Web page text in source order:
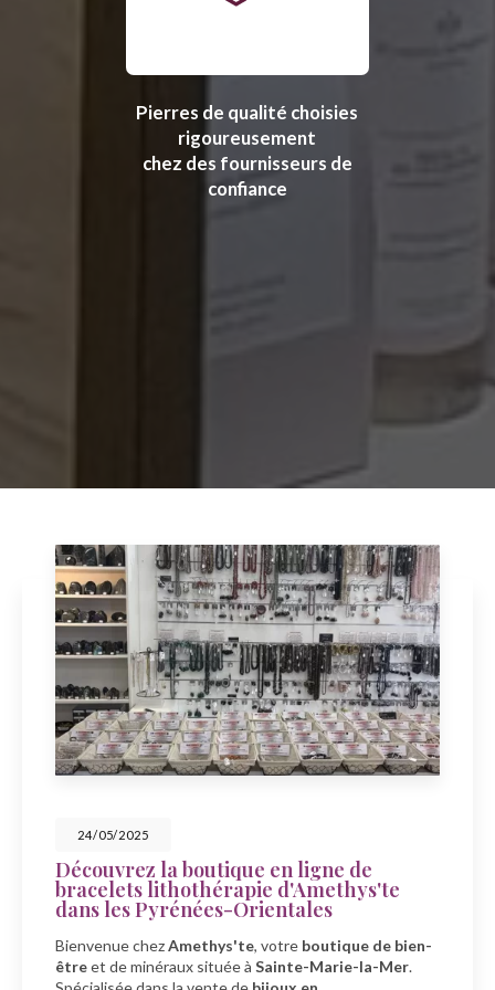
Pierres de qualité choisies
rigoureusement
chez des fournisseurs de
confiance
ligne de
boutique de bien-
Marie-la-Mer.
Célébrez la fête des
Amethys'te à Sainte-
Amethys'te, votre spécialiste
minérauxàSainte-Marie-la-